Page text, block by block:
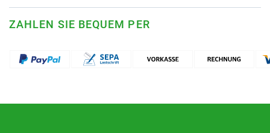
ZAHLEN SIE BEQUEM PER